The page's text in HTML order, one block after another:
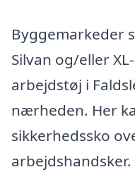
Byggemarkeder
Silvan og/eller
arbejdstøj i
nærheden. Her
sikkerhedssko
arbejdshandsker.